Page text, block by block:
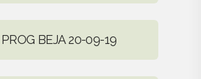
PROG BEJA 20-09-19